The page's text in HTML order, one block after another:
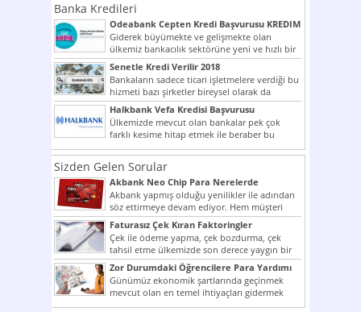
Banka Kredileri
Odeabank Cepten Kredi Başvurusu KREDIM
8444
Giderek büyümekte ve gelişmekte olan
ülkemiz bankacılık sektörüne yeni ve hızlı bir
giriş yapmış olan...
Senetle Kredi Verilir 2018
Bankaların sadece ticari işletmelere verdiği bu
hizmeti bazı şirketler bireysel olarak da
vermektedir. Senetle kredi...
Halkbank Vefa Kredisi Başvurusu
Ülkemizde mevcut olan bankalar pek çok
farklı kesime hitap etmek ile beraber bu
noktada son...
Sizden Gelen Sorular
Akbank Neo Chip Para Nerelerde
Kullanılır?
Akbank yapmış olduğu yenilikler ile adından
söz ettirmeye devam ediyor. Hem müşteri
potansiyelini arttırmak hem...
Faturasız Çek Kıran Faktoringler
Çek ile ödeme yapma, çek bozdurma, çek
tahsil etme ülkemizde son derece yaygın bir
şekilde...
Zor Durumdaki Öğrencilere Para Yardımı
Günümüz ekonomik şartlarında geçinmek
mevcut olan en temel ihtiyaçları gidermek
dahi son derece zor olmak...